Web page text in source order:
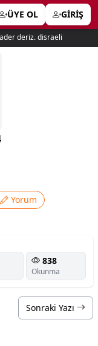
ÜYE OL GİRİŞ
deriz. disraeli
Yorum
838
Okunma
Sonraki Yazı